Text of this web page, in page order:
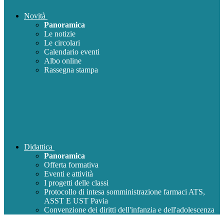
Novità
Panoramica
Le notizie
Le circolari
Calendario eventi
Albo online
Rassegna stampa
Didattica
Panoramica
Offerta formativa
Eventi e attività
I progetti delle classi
Protocollo di intesa somministrazione farmaci ATS,
ASST E UST Pavia
Convenzione dei diritti dell'infanzia e dell'adolescenza